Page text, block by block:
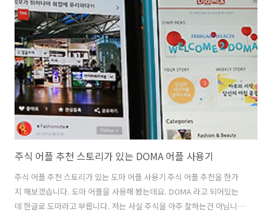
bo_table=2_2_4&wr_id=4---------------------------------------------
------------------------------------이벤트 제품 : PILLAR CM-1010 Pro ,
CM-..
주식 어플 추천 스토리가 있는 DOMA 어플 사용기
주식 어플 추천 스토리가 있는 도마 어플 사용기 주식 어플 추천을 한가
지 해보겠습니다. 도마 어플을 사용해 봤는데요. DOMA 라고 되어있는
데 한글로 도마라고 부릅니다. 저는 사실 주식을 아주 잘하는건 아닙니다